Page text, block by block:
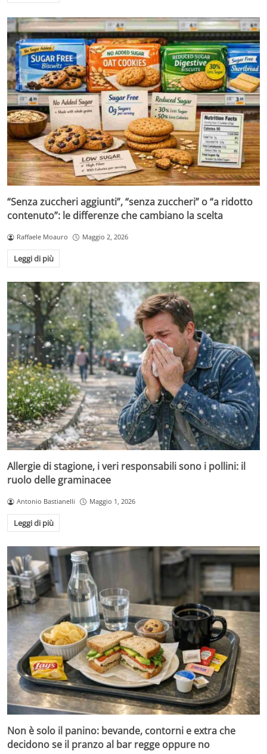
“Senza zuccheri aggiunti”, “senza zuccheri” o “a ridotto
contenuto”: le differenze che cambiano la scelta
Raffaele Moauro Maggio 2, 2026
Leggi di più
Allergie di stagione, i veri responsabili sono i pollini: il
ruolo delle graminacee
Antonio Bastianelli Maggio 1, 2026
Leggi di più
Non è solo il panino: bevande, contorni e extra che
decidono se il pranzo al bar regge oppure no